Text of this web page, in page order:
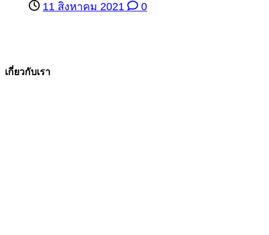
11 สิงหาคม 2021 0
เกี่ยวกับเรา